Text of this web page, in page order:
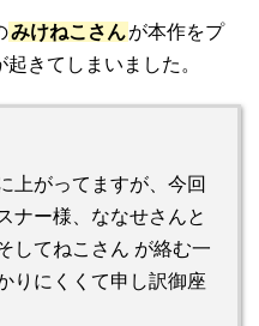
みけねこさんが本作をプ
きてしまいました。
上がってますが、今回
ナー様、ななせさんと
してねこさん が絡む一
りにくくて申し訳御座